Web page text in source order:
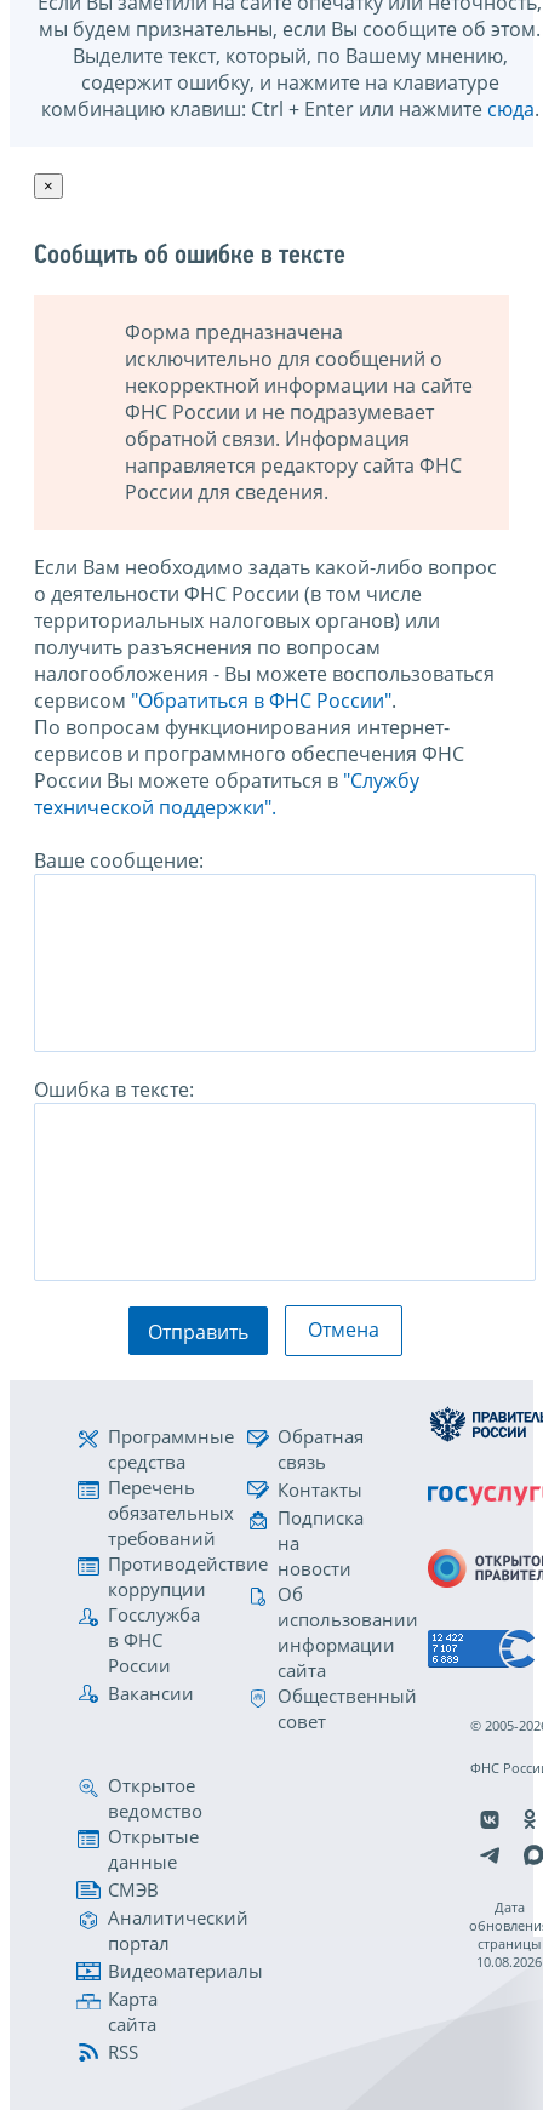
мы будем признательны, если Вы сообщите об этом.
Выделите текст, который, по Вашему мнению,
содержит ошибку, и нажмите на клавиатуре
комбинацию клавиш: Ctrl + Enter или нажмите сюда.
×
Сообщить об ошибке в тексте
Форма предназначена
исключительно для сообщений о
некорректной информации на сайте
ФНС России и не подразумевает
обратной связи. Информация
направляется редактору сайта ФНС
России для сведения.
Если Вам необходимо задать какой-либо вопрос
о деятельности ФНС России (в том числе
территориальных налоговых органов) или
получить разъяснения по вопросам
налогообложения - Вы можете воспользоваться
сервисом "Обратиться в ФНС России".
По вопросам функционирования интернет-
сервисов и программного обеспечения ФНС
России Вы можете обратиться в "Службу
технической поддержки".
Ваше сообщение:
Ошибка в тексте:
Отправить Отмена
Программные
средства
Перечень
обязательных
требований
Противодействие
коррупции
Госслужба
в ФНС
России
Вакансии
Обратная
связь
Контакты
Подписка
на
новости
Об
использовании
информации
сайта
Общественный
совет
Открытое
ведомство
Открытые
данные
СМЭВ
Аналитический
портал
Видеоматериалы
Карта
сайта
RSS
© 2005-
ФНС
Дата
страницы
10.08.2026